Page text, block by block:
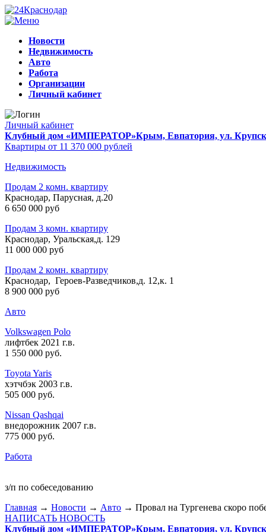
Новости
Недвижимость
Авто
Работа
Организации
Личный кабинет
Личный кабинет
Клубный дом «ИМПЕРАТОР»Крым, Евпатория, ул.
Квартиры от 11 370 000 рублей
Недвижимость
Продам 2 комн. квартиру
Краснодар, Парусная, д.20
6 650 000 руб
Продам 3 комн. квартиру
Краснодар, Уральская,д. 129
11 000 000 руб
Продам 2 комн. квартиру
Краснодар, Героев-Разведчиков,д. 12,к. 1
8 900 000 руб
Авто
Volkswagen Polo
лифтбек 2021 г.в.
1 550 000 руб.
Toyota Yaris
хэтчбэк 2003 г.в.
505 000 руб.
Nissan Qashqai
внедорожник 2007 г.в.
775 000 руб.
Работа
з/п по собеседованию
Главная → Новости → Авто → Провал на Тургенева скоро
НАПИСАТЬ НОВОСТЬ
Клубный дом «ИМПЕРАТОР»Крым, Евпатория, ул.